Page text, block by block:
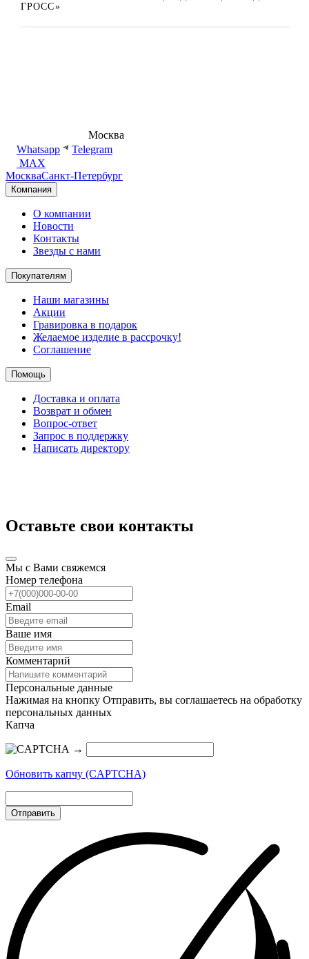
ГРОСС»
Москва
Whatsapp
Telegram
MAX
МоскваСанкт-Петербург
Компания
О компании
Новости
Контакты
Звезды с нами
Покупателям
Наши магазины
Акции
Гравировка в подарок
Желаемое изделие в рассрочку!
Соглашение
Помощь
Доставка и оплата
Возврат и обмен
Вопрос-ответ
Запрос в поддержку
Написать директору
Оставьте свои контакты
Мы с Вами свяжемся
Номер телефона
Email
Ваше имя
Комментарий
Персональные данные
Нажимая на кнопку Отправить, вы соглашаетесь на обработку
персональных данных
Капча
→
Обновить капчу (CAPTCHA)
Отправить